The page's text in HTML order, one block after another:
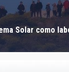
Solar como